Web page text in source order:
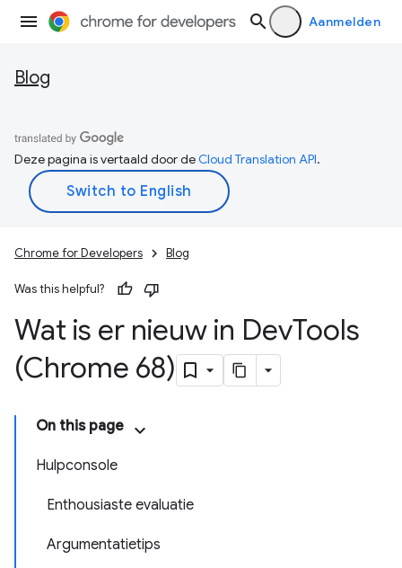
Aanmelden
Blog
Deze pagina is vertaald door deCloud Translation API.
Chrome for Developers Blog
Was this helpful?
Wat is er nieuw in DevTools
(Chrome 68)
On this page
Hulpconsole
Enthousiaste evaluatie
Argumentatietips